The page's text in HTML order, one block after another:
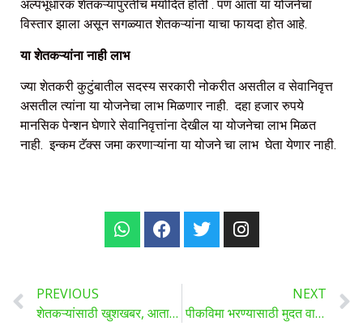
अल्पभूधारक शेतकऱ्यांपुरतीच मर्यादित होती . पण आता या योजनेचा
विस्तार झाला असून सगळ्यात शेतकऱ्यांना याचा फायदा होत आहे.
या शेतकऱ्यांना नाही लाभ
ज्या शेतकरी कुटुंबातील सदस्य सरकारी नोकरीत असतील व सेवानिवृत्त
असतील त्यांना या योजनेचा लाभ मिळणार नाही. दहा हजार रुपये
मानसिक पेन्शन घेणारे सेवानिवृत्तांना देखील या योजनेचा लाभ मिळत
नाही. इन्कम टॅक्स जमा करणाऱ्यांना या योजने चा लाभ घेता येणार नाही.
PREVIOUS
शेतकऱ्यांसाठी खुशखबर, आता शेत जमीन मोजणी ऑनलाईन पद्धतीने होणार…
NEXT
पीकविमा भरण्यासाठी मुदत वाढ; सरकारचा मोठा निर्णय, जाणून घ्या नवीन तारीख ?